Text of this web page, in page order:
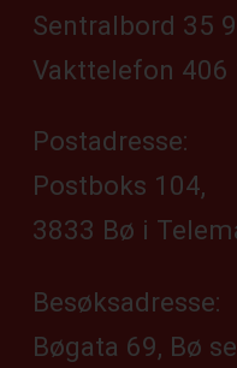
Sentralbord 35
Vakttelefon 406
Postadresse:
Postboks 104,
3833 Bø i
Besøksadresse:
Bøgata 69, Bø